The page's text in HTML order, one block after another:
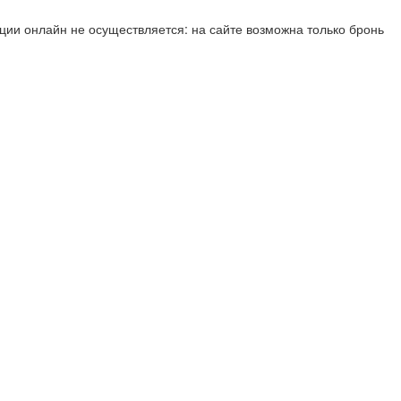
онлайн не осуществляется: на сайте возможна только бронь